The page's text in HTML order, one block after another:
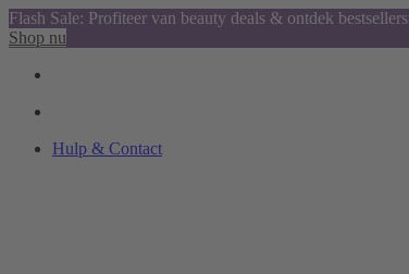
Flash Sale: Profiteer van beauty deals & ontdek bestsellers
Shop nu
Hulp & Contact